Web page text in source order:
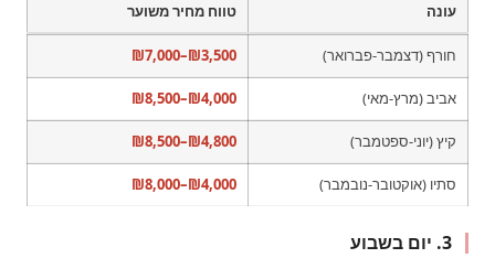
עונה טווח מחיר משוער
חורף (דצמבר-פברואר) ₪3,500–₪7,000
אביב (מרץ-מאי) ₪4,000–₪8,500
קיץ (יוני-ספטמבר) ₪4,800–₪8,500
סתיו (אוקטובר-נובמבר) ₪4,000–₪8,000
3. יום בשבוע